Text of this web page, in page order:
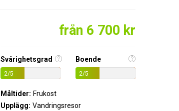
från 6 700 kr
Svårighetsgrad
2/5
Boende
2/5
Måltider: Frukost
Upplägg: Vandringsresor